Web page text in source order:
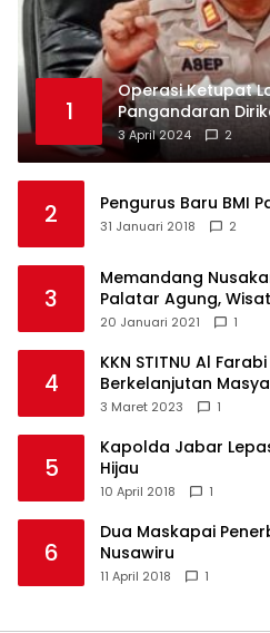
1
Operasi Ketupat
Pangandaran
3 April 2024 2
2 Pengurus Baru BMI
31 Januari 2018 2
3
Memandang
Palatar Agung,
Pandemi
20 Januari 2021 1
4
KKN STITNU Al
Berkelanjutan
Langkaplancar
3 Maret 2023 1
5
Kapolda Jabar
Hijau
10 April 2018 1
6
Dua Maskapai
Nusawiru
11 April 2018 1